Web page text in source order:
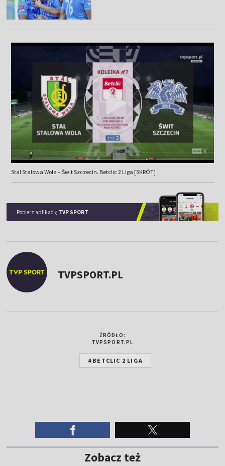
Stal Stalowa Wola – Świt Szczecin. Betclic 2 Liga [SKRÓT]
Pobierz aplikację TVP SPORT
TVPSPORT.PL
ŹRÓDŁO:
TVPSPORT.PL
#BETCLIC 2 LIGA
Zobacz też